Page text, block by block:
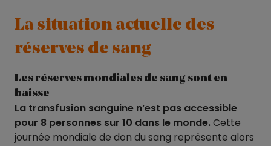
La situation actuelle des
réserves de sang
Les réserves mondiales de sang sont en
baisse
La transfusion sanguine n’est pas accessible
pour 8 personnes sur 10 dans le monde.Cette
journée mondiale de don du sang représente alors